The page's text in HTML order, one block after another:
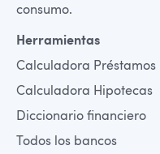
consumo.
Herramientas
Calculadora Préstamos
Calculadora Hipotecas
Diccionario financiero
Todos los bancos